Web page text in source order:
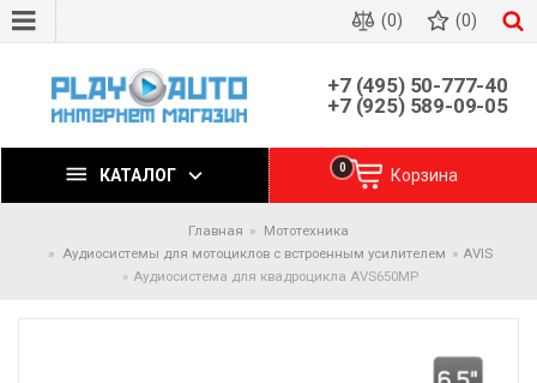
(0) (0)
+7 (495) 50-777-40
+7 (925) 589-09-05
КАТАЛОГ Корзина
0
Главная
Мототехника
Аудиосистемы для мотоциклов с встроенным усилителем
AVIS
Аудиосистема для квадроцикла AVS650MP